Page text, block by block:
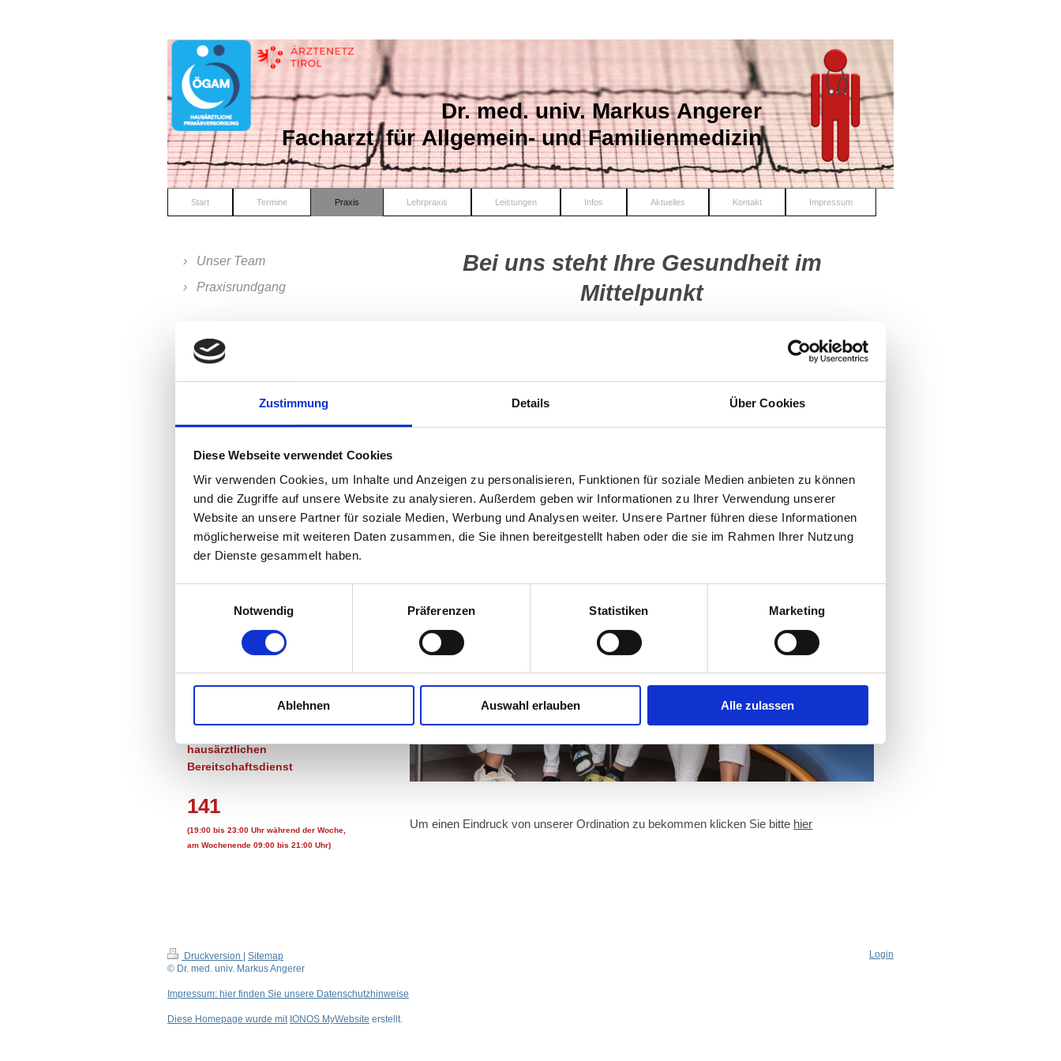
Zustimmung Details Über Cookies
Diese Webseite verwendet Cookies
Wir verwenden Cookies, um Inhalte und Anzeigen zu personalisieren, Funktionen für soziale Medien anbieten zu können
und die Zugriffe auf unsere Website zu analysieren. Außerdem geben wir Informationen zu Ihrer Verwendung unserer
Website an unsere Partner für soziale Medien, Werbung und Analysen weiter. Unsere Partner führen diese Informationen
möglicherweise mit weiteren Daten zusammen, die Sie ihnen bereitgestellt haben oder die sie im Rahmen Ihrer Nutzung
der Dienste gesammelt haben.
Notwendig
Präferenzen Statistiken Marketing
Ablehnen Auswahl erlauben Alle zulassen
Dr. med. univ. Markus Angerer
Facharzt für Allgemein- und Familienmedizin
Start Termine Praxis Lehrpraxis Leistungen Infos Aktuelles Kontakt Impressum
Bei uns steht Ihre Gesundheit im
Mittelpunkt
unserer Ordination begrüßen zu dürfen! Lernen Sie auf den folgenden Seiten unser
Praxisteams kennen. Außerdem finden Sie hier alle wichtigen Informationen zu unseren
Ordinationszeiten sowie hilfreiche Hinweise und Services.
Um einen Eindruck von unserer Ordination zu bekommen klicken Sie bitte hier
Unser Team
Praxisrundgang
6130 Schwaz
mail: praxis@dr-angerer.at
DAME: ME506085
Unsere Ordinationszeiten
Mo, Di, Mi, Fr 08.00-12.00
Di und Do 17.00-19.00
Anmeldung bis spätestens
11.30 Uhr bzw. 18.30 Uhr
Hier finden Sie den aktuellen
hausärztlichen
Bereitschaftsdienst
141
(19:00 bis 23:00 Uhr während der Woche,
am Wochenende 09:00 bis 21:00 Uhr)
Druckversion
Sitemap
© Dr. med. univ. Markus Angerer
Impressum: hier finden Sie unsere Datenschutzhinweise
Diese Homepage wurde mit IONOS MyWebsite erstellt.
Login